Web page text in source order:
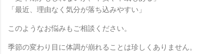
「最近、理由なく気分が落ち込みやすい」
このようなお悩みもご相談ください。
季節の変わり目に体調が崩れることは珍しくありません。